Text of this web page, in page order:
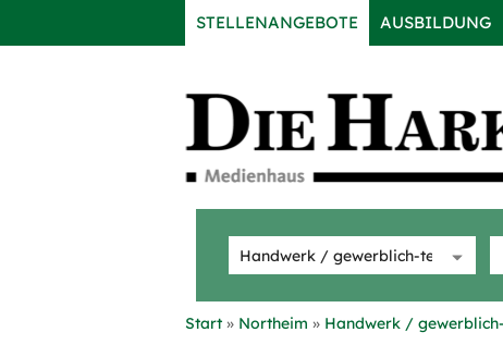
STELLENANGEBOTE AUSBILDUNG
Start Northeim Handwerk /